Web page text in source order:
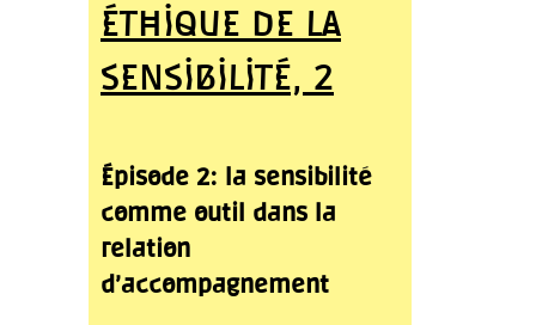
ÉTHIQUE DE LA
SENSIBILITÉ, 2
Épisode 2: la sensibilité
comme outil dans la
relation
d’accompagnement